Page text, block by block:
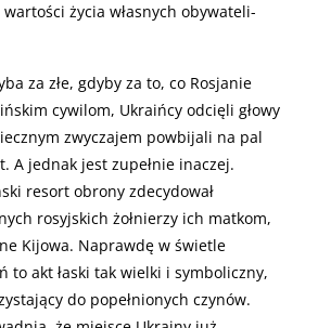
życia własnych obywateli-
za złe, gdyby za to, co Rosjanie
cywilom, Ukraińcy odcięli głowy
zwyczajem powbijali na pal
A jednak jest zupełnie inaczej.
resort obrony zdecydował
rosyjskich żołnierzy ich matkom,
Kijowa. Naprawdę w świetle
to akt łaski tak wielki i symboliczny,
do popełnionych czynów.